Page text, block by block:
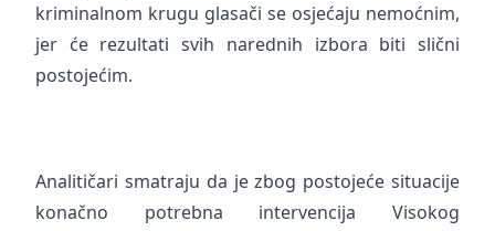
kriminalnom krugu glasači se osjećaju nemoćnim,
jer će rezultati svih narednih izbora biti slični
postojećim.
Analitičari smatraju da je zbog postojeće situacije
konačno potrebna intervencija Visokog